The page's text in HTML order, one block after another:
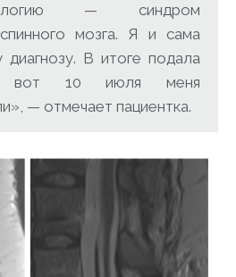
— синдром
мозга. Я и сама
диагнозу. В итоге подала
10 июля меня
— отмечает пациентка.